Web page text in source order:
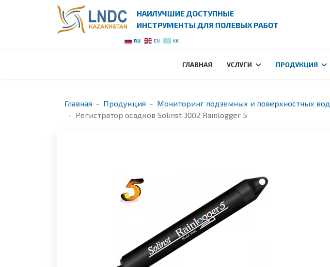
НАИЛУЧШИЕ ДОСТУПНЫЕ
ИНСТРУМЕНТЫ ДЛЯ ПОЛЕВЫХ РАБОТ
RU EN KK
ГЛАВНАЯ УСЛУГИ ПРОДУКЦИЯ
Главная Продукция Мониторинг подземных и поверхностных вод
Регистратор осадков Solinst 3002 Rainlogger 5